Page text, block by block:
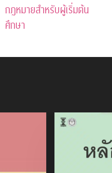
กฎหมายสำหรับผู้เริ่มต้น
ศึกษา